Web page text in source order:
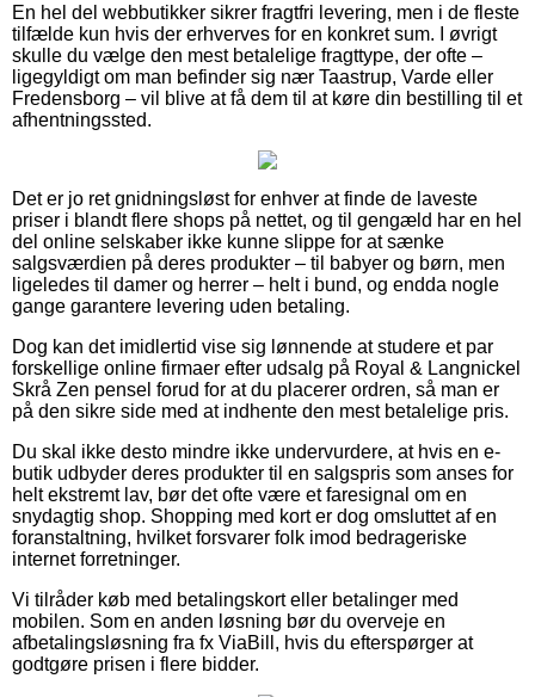
En hel del webbutikker sikrer fragtfri levering, men i de fleste
tilfælde kun hvis der erhverves for en konkret sum. I øvrigt
skulle du vælge den mest betalelige fragttype, der ofte –
ligegyldigt om man befinder sig nær Taastrup, Varde eller
Fredensborg – vil blive at få dem til at køre din bestilling til et
afhentningssted.
Det er jo ret gnidningsløst for enhver at finde de laveste
priser i blandt flere shops på nettet, og til gengæld har en hel
del online selskaber ikke kunne slippe for at sænke
salgsværdien på deres produkter – til babyer og børn, men
ligeledes til damer og herrer – helt i bund, og endda nogle
gange garantere levering uden betaling.
Dog kan det imidlertid vise sig lønnende at studere et par
forskellige online firmaer efter udsalg på Royal & Langnickel
Skrå Zen pensel forud for at du placerer ordren, så man er
på den sikre side med at indhente den mest betalelige pris.
Du skal ikke desto mindre ikke undervurdere, at hvis en e-
butik udbyder deres produkter til en salgspris som anses for
helt ekstremt lav, bør det ofte være et faresignal om en
snydagtig shop. Shopping med kort er dog omsluttet af en
foranstaltning, hvilket forsvarer folk imod bedrageriske
internet forretninger.
Vi tilråder køb med betalingskort eller betalinger med
mobilen. Som en anden løsning bør du overveje en
afbetalingsløsning fra fx ViaBill, hvis du efterspørger at
godtgøre prisen i flere bidder.